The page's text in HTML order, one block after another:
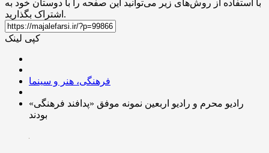
با استفاده از روش‌های زیر می‌توانید این صفحه را با دوستان خود به
اشتراک بگذارید.
کپی لینک
فرهنگی، هنر و سینما
رادیو محرم و رادیو اربعین نمونه موفق «پدافند فرهنگی»
بودند